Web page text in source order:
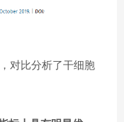
对比分析了干细胞